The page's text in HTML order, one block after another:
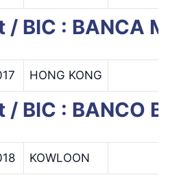
BIC : BANCA
HONG KONG
BIC : BANCO
KOWLOON